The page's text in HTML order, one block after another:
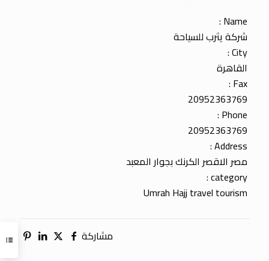
Name :
شركة يثرب للسياحة
City :
القاهرة
Fax :
20952363769
Phone :
20952363769
Address :
مصر الاقصر الكرنك بجوار المعبد
category :
Umrah Hajj travel tourism
مشاركة